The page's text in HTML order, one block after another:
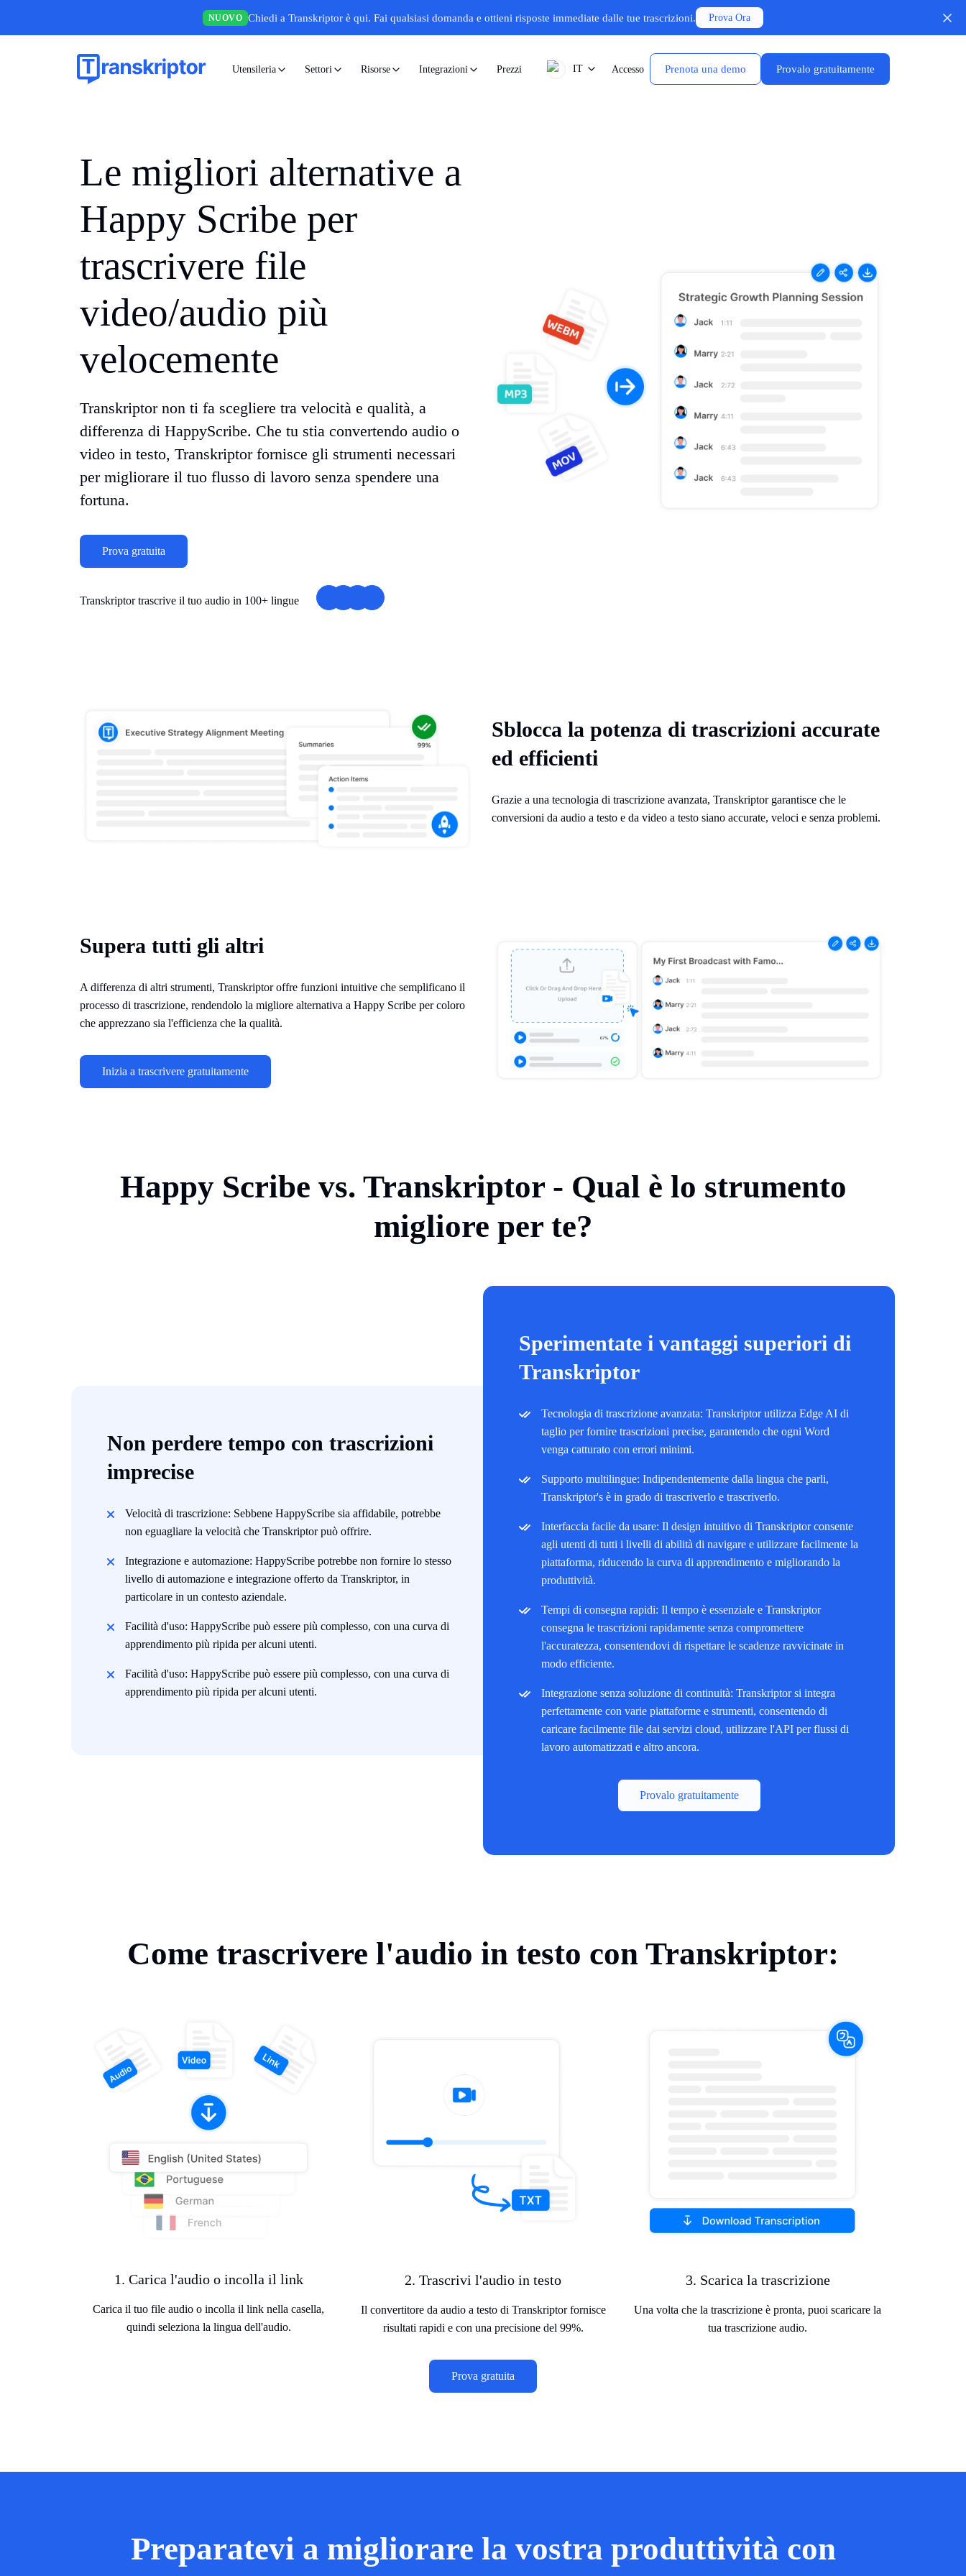
NUOVO Chiedi a Transkriptor è qui. Fai qualsiasi domanda e ottieni risposte immediate dalle tue trascrizioni. Prova Ora
Utensileria Settori Risorse Integrazioni Prezzi IT Accesso Prenota una demo Provalo gratuitamente
Le migliori alternative a
Happy Scribe per
trascrivere file
video/audio più
velocemente
Transkriptor non ti fa scegliere tra velocità e qualità, a
differenza di HappyScribe. Che tu stia convertendo audio o
video in testo, Transkriptor fornisce gli strumenti necessari
per migliorare il tuo flusso di lavoro senza spendere una
fortuna.
Prova gratuita
Transkriptor trascrive il tuo audio in 100+ lingue
Sblocca la potenza di trascrizioni accurate
ed efficienti
Grazie a una tecnologia di trascrizione avanzata, Transkriptor garantisce che le
conversioni da audio a testo e da video a testo siano accurate, veloci e senza problemi.
Supera tutti gli altri
A differenza di altri strumenti, Transkriptor offre funzioni intuitive che semplificano il
processo di trascrizione, rendendolo la migliore alternativa a Happy Scribe per coloro
che apprezzano sia l'efficienza che la qualità.
Inizia a trascrivere gratuitamente
Happy Scribe vs. Transkriptor - Qual è lo strumento
migliore per te?
Non perdere tempo con trascrizioni
imprecise
Velocità di trascrizione: Sebbene HappyScribe sia affidabile, potrebbe
non eguagliare la velocità che Transkriptor può offrire.
Integrazione e automazione: HappyScribe potrebbe non fornire lo stesso
livello di automazione e integrazione offerto da Transkriptor, in
particolare in un contesto aziendale.
Facilità d'uso: HappyScribe può essere più complesso, con una curva di
apprendimento più ripida per alcuni utenti.
Facilità d'uso: HappyScribe può essere più complesso, con una curva di
apprendimento più ripida per alcuni utenti.
Sperimentate i vantaggi superiori di
Transkriptor
Tecnologia di trascrizione avanzata: Transkriptor utilizza Edge AI di
taglio per fornire trascrizioni precise, garantendo che ogni Word
venga catturato con errori minimi.
Supporto multilingue: Indipendentemente dalla lingua che parli,
Transkriptor's è in grado di trascriverlo e trascriverlo.
Interfaccia facile da usare: Il design intuitivo di Transkriptor consente
agli utenti di tutti i livelli di abilità di navigare e utilizzare facilmente la
piattaforma, riducendo la curva di apprendimento e migliorando la
produttività.
Tempi di consegna rapidi: Il tempo è essenziale e Transkriptor
consegna le trascrizioni rapidamente senza compromettere
l'accuratezza, consentendovi di rispettare le scadenze ravvicinate in
modo efficiente.
Integrazione senza soluzione di continuità: Transkriptor si integra
perfettamente con varie piattaforme e strumenti, consentendo di
caricare facilmente file dai servizi cloud, utilizzare l'API per flussi di
lavoro automatizzati e altro ancora.
Provalo gratuitamente
Come trascrivere l'audio in testo con Transkriptor:
1. Carica l'audio o incolla il link
Carica il tuo file audio o incolla il link nella casella,
quindi seleziona la lingua dell'audio.
2. Trascrivi l'audio in testo
Il convertitore da audio a testo di Transkriptor fornisce
risultati rapidi e con una precisione del 99%.
3. Scarica la trascrizione
Una volta che la trascrizione è pronta, puoi scaricare la
tua trascrizione audio.
Prova gratuita
Preparatevi a migliorare la vostra produttività con